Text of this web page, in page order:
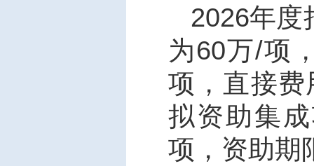
2026年度
为60万/项
项，直接
拟资助集
项，资助期